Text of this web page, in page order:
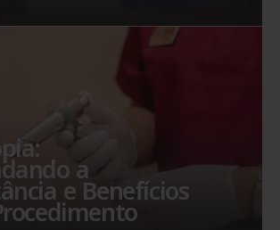
a
e Benefícios